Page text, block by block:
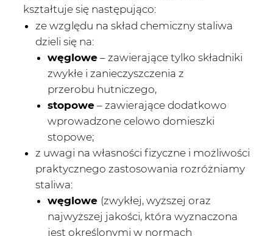
kształtuje się następująco:
ze względu na skład chemiczny staliwa
dzieli się na:
węglowe – zawierające tylko składniki
zwykłe i zanieczyszczenia z
przerobu hutniczego,
stopowe – zawierające dodatkowo
wprowadzone celowo domieszki
stopowe;
z uwagi na własności fizyczne i możliwości
praktycznego zastosowania rozróżniamy
staliwa:
węglowe (zwykłej, wyższej oraz
najwyższej jakości, która wyznaczona
jest określonymi w normach